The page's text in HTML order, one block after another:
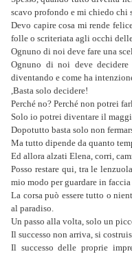
scavo profondo e mi chiedo chi
Devo capire cosa mi rende
folle o scriteriata agli occhi
Ognuno di noi deve fare una
Ognuno di noi deve
diventando e come ha
,Basta solo decidere!
Perché no? Perché non potrei
Solo io potrei diventare il
Dopotutto basta solo non
Ma tutto dipende da quanto
Ed allora alzati Elena, corri,
Posso restare qui, tra le
mio modo per guardare in
La corsa può essere tutto o
al paradiso.
Un passo alla volta, solo un
Il successo non arriva, si
Il successo delle proprie